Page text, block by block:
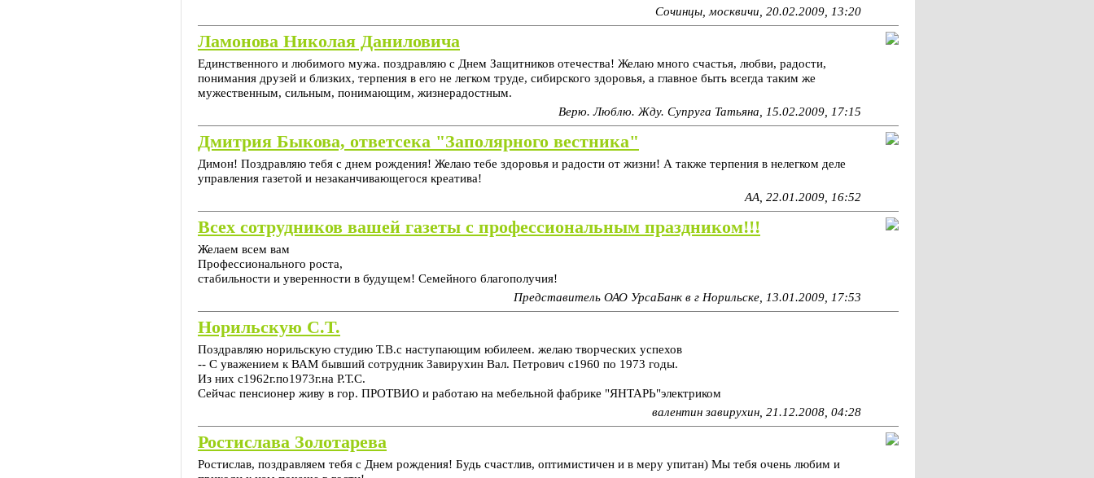
Сочинцы, москвичи, 20.02.2009, 13:20
Ламонова Николая Даниловича
Единственного и любимого мужа. поздравляю с Днем Защитников отечества! Желаю много счастья, любви, радости,
понимания друзей и близких, терпения в его не легком труде, сибирского здоровья, а главное быть всегда таким же
мужественным, сильным, понимающим, жизнерадостным.
Верю. Люблю. Жду. Супруга Татьяна, 15.02.2009, 17:15
Дмитрия Быкова, ответсека "Заполярного вестника"
Димон! Поздравляю тебя с днем рождения! Желаю тебе здоровья и радости от жизни! А также терпения в нелегком деле
управления газетой и незаканчивающегося креатива!
АА, 22.01.2009, 16:52
Всех сотрудников вашей газеты с профессиональным праздником!!!
Желаем всем вам
Профессионального роста,
стабильности и уверенности в будущем! Семейного благополучия!
Представитель ОАО УрсаБанк в г Норильске, 13.01.2009, 17:53
Норильскую С.Т.
Поздравляю норильскую студию Т.В.с наступающим юбилеем. желаю творческих успехов
-- С уважением к ВАМ бывший сотрудник Завирухин Вал. Петрович с1960 по 1973 годы.
Из них с1962г.по1973г.на Р.Т.С.
Сейчас пенсионер живу в гор. ПРОТВИО и работаю на мебельной фабрике "ЯНТАРЬ"электриком
валентин завирухин, 21.12.2008, 04:28
Ростислава Золотарева
Ростислав, поздравляем тебя с Днем рождения! Будь счастлив, оптимистичен и в меру упитан) Мы тебя очень любим и